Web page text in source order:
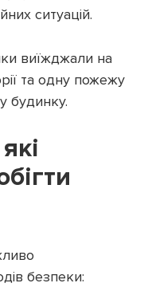
ситуацій.
виїжджали на
та одну пожежу
будинку.
безпеки: